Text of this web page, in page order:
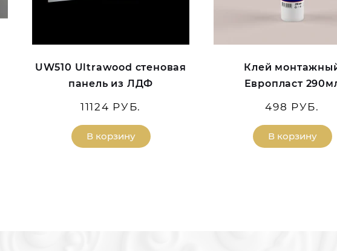
UW510 Ultrawood стеновая
панель из ЛДФ
11124 РУБ.
В корзину
Клей
Европласт
498 РУБ.
В корзину